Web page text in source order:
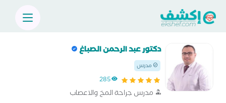
دكتور عبد الرحمن الصباغ
مدرس
285
مدرس جراحة المخ والاعصاب